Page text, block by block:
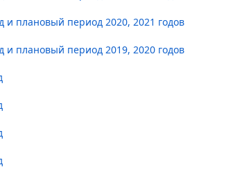
и плановый период 2020, 2021 годов
и плановый период 2019, 2020 годов